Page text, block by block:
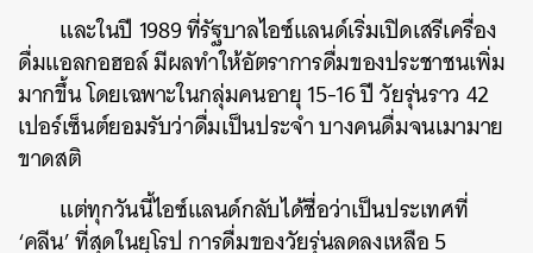
และในปี 1989 ที่รัฐบาลไอซ์แลนด์เริ่มเปิดเสรีเครื่อง
ดื่มแอลกอฮอล์ มีผลทำให้อัตราการดื่มของประชาชนเพิ่ม
มากขึ้น โดยเฉพาะในกลุ่มคนอายุ 15-16 ปี วัยรุ่นราว 42
เปอร์เซ็นต์ยอมรับว่าดื่มเป็นประจำ บางคนดื่มจนเมามาย
ขาดสติ
แต่ทุกวันนี้ไอซ์แลนด์กลับได้ชื่อว่าเป็นประเทศที่
‘คลีน’ ที่สุดในยุโรป การดื่มของวัยรุ่นลดลงเหลือ 5